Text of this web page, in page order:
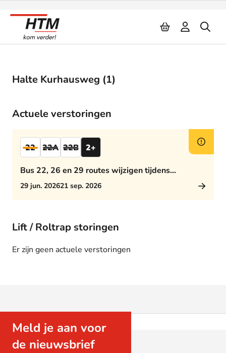
Halte Kurhausweg (1)
Actuele verstoringen
22 22A 22B 2+
Bus 22, 26 en 29 routes wijzigen tijdens
middagspits
29 jun. 202621 sep. 2026
Lift / Roltrap storingen
Er zijn geen actuele verstoringen
Meld je aan voor
de nieuwsbrief